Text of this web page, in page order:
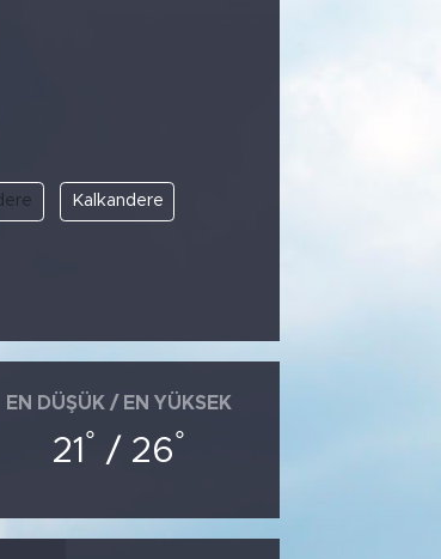
Kalkandere
EN DÜŞÜK / EN YÜKSEK
21 ° / 26°